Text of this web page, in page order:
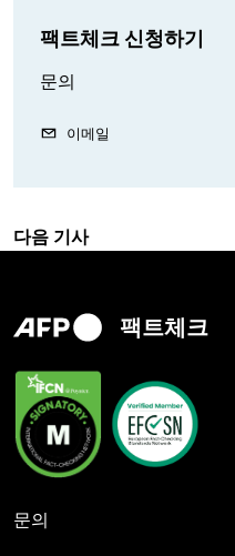
팩트체크 신청하기
문의
이메일
다음 기사
팩트체크
문의